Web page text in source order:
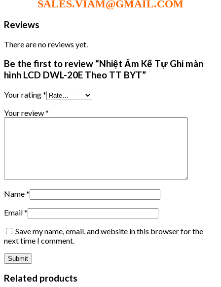
SALES.VIAM@GMAIL.COM
Reviews
There are no reviews yet.
Be the first to review “Nhiệt Ẩm Kế Tự Ghi màn
hình LCD DWL-20E Theo TT BYT”
Your rating*
Your review*
Name*
Email*
Save my name, email, and website in this browser for the
next time I comment.
Related products